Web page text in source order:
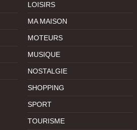
LOISIRS
MA MAISON
MOTEURS
MUSIQUE
NOSTALGIE
SHOPPING
SPORT
TOURISME